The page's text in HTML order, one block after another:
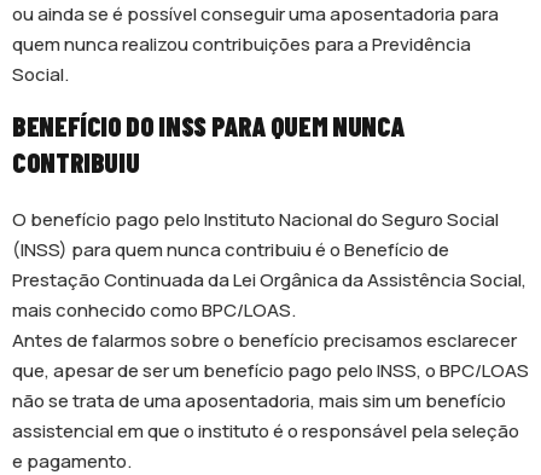
ou ainda se é possível conseguir uma aposentadoria para
quem nunca realizou contribuições para a Previdência
Social.
BENEFÍCIO DO INSS PARA QUEM NUNCA
CONTRIBUIU
O benefício pago pelo Instituto Nacional do Seguro Social
(INSS) para quem nunca contribuiu é o Benefício de
Prestação Continuada da Lei Orgânica da Assistência Social,
mais conhecido como BPC/LOAS.
Antes de falarmos sobre o benefício precisamos esclarecer
que, apesar de ser um benefício pago pelo INSS, o BPC/LOAS
não se trata de uma aposentadoria, mais sim um benefício
assistencial em que o instituto é o responsável pela seleção
e pagamento.